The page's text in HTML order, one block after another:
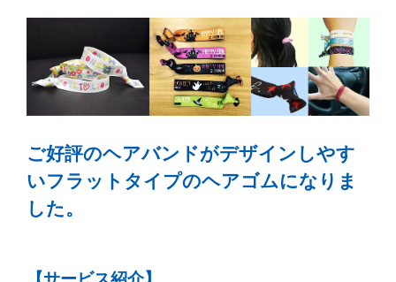
ご好評のヘアバンドがデザインしやす
いフラットタイプのヘアゴムになりま
した。